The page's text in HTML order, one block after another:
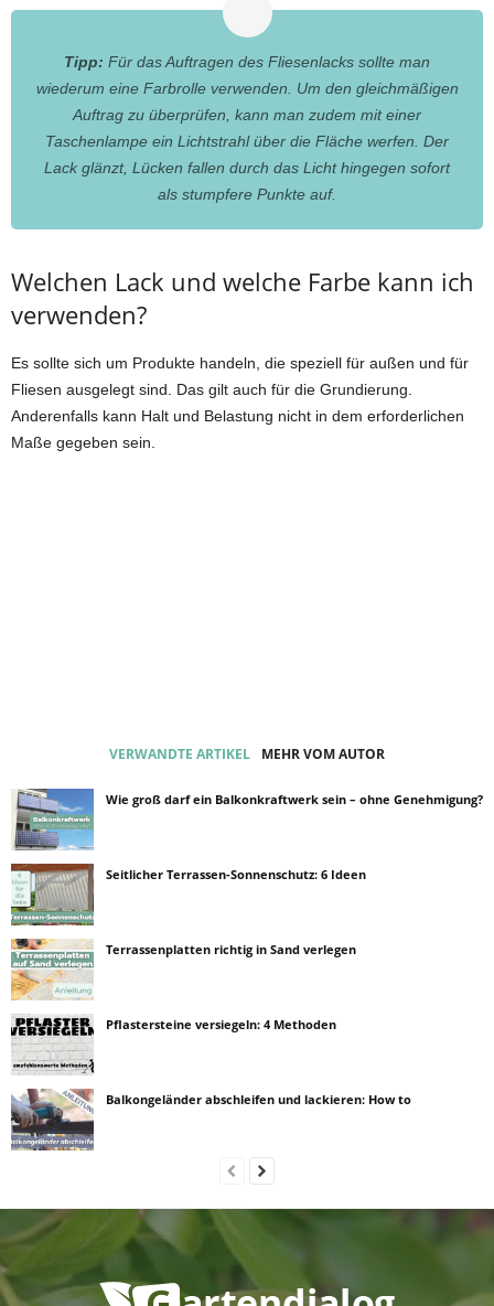
Tipp: Für das Auftragen des Fliesenlacks sollte man
wiederum eine Farbrolle verwenden. Um den gleichmäßigen
Auftrag zu überprüfen, kann man zudem mit einer
Taschenlampe ein Lichtstrahl über die Fläche werfen. Der
Lack glänzt, Lücken fallen durch das Licht hingegen sofort
als stumpfere Punkte auf.
Welchen Lack und welche Farbe kann ich
verwenden?
Es sollte sich um Produkte handeln, die speziell für außen und für
Fliesen ausgelegt sind. Das gilt auch für die Grundierung.
Anderenfalls kann Halt und Belastung nicht in dem erforderlichen
Maße gegeben sein.
VERWANDTE ARTIKEL MEHR VOM AUTOR
Wie groß darf ein Balkonkraftwerk sein – ohne Genehmigung?
Seitlicher Terrassen-Sonnenschutz: 6 Ideen
Terrassenplatten richtig in Sand verlegen
Pflastersteine versiegeln: 4 Methoden
Balkongeländer abschleifen und lackieren: How to